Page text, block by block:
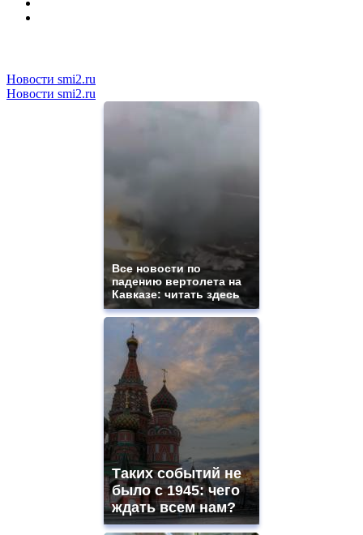
Новости smi2.ru
Новости smi2.ru
Все новости по
падению вертолета на
Кавказе: читать здесь
Таких событий не
было с 1945: чего
ждать всем нам?